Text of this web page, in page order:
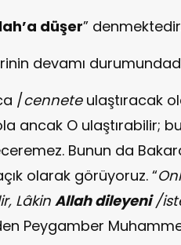
düşer”
devamı
/cenneteulaştıracak
ancak O ulaştırabilir;
Bunun da
olarak görüyoruz. “
LâkinAllahdileyeni/
Peygamber